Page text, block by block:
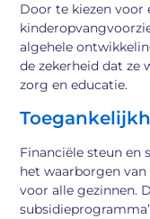
Door te kiezen voor
algehele
de zekerheid dat
zorg en educatie.
Financiële steun en
het waarborgen
voor alle gezinnen.